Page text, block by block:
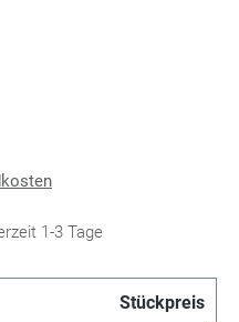
1-3 Tage
Stückpreis